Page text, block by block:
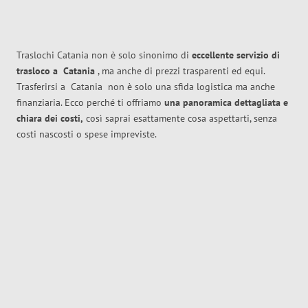
Traslochi Catania non è solo sinonimo di eccellente servizio di
trasloco a Catania , ma anche di prezzi trasparenti ed equi.
Trasferirsi a Catania non è solo una sfida logistica ma anche
finanziaria. Ecco perché ti offriamo una panoramica dettagliata e
chiara dei costi, così saprai esattamente cosa aspettarti, senza
costi nascosti o spese impreviste.